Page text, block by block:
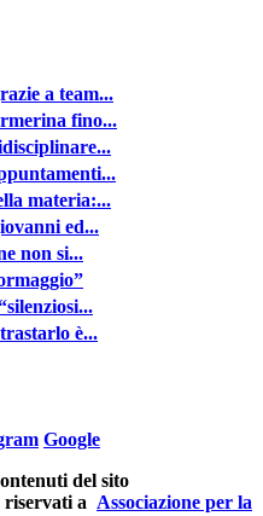
a team...
fino...
materia:...
ed...
non si...
è...
Google
del sito
riservati a Associazione per la